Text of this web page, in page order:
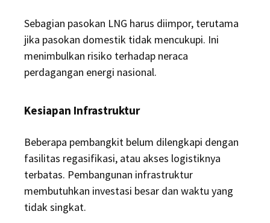
Sebagian pasokan LNG harus diimpor, terutama
jika pasokan domestik tidak mencukupi. Ini
menimbulkan risiko terhadap neraca
perdagangan energi nasional.
Kesiapan Infrastruktur
Beberapa pembangkit belum dilengkapi dengan
fasilitas regasifikasi, atau akses logistiknya
terbatas. Pembangunan infrastruktur
membutuhkan investasi besar dan waktu yang
tidak singkat.